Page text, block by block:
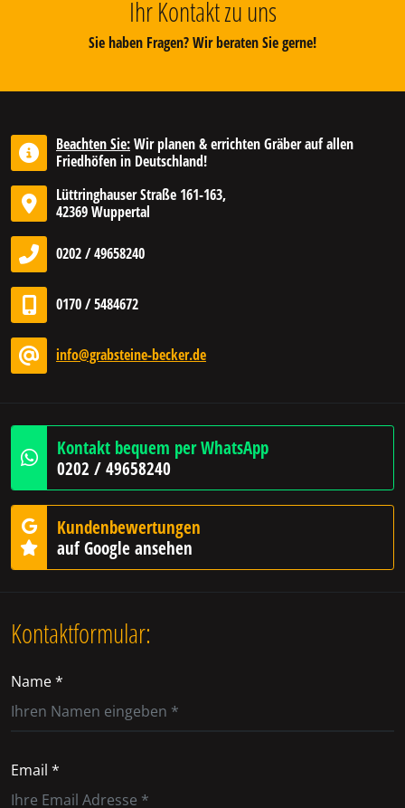
Ihr Kontakt zu uns
Sie haben Fragen? Wir beraten Sie gerne!
Beachten Sie:Wir planen & errichten Gräber auf allen
Friedhöfen in Deutschland!
Lüttringhauser Straße 161-163,
42369 Wuppertal
0202 / 49658240
0170 / 5484672
info@grabsteine-becker.de
Kontakt bequem per WhatsApp
0202 / 49658240
Kundenbewertungen
auf Google ansehen
Kontaktformular:
Name *
Email *